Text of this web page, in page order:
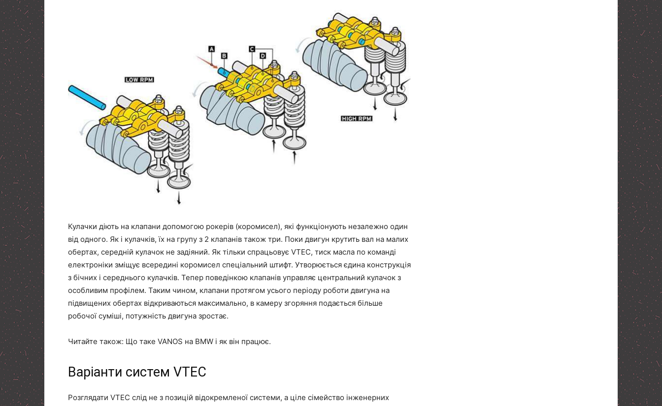
Кулачки діють на клапани допомогою рокерів (коромисел), які функціонують незалежно один
від одного. Як і кулачків, їх на групу з 2 клапанів також три. Поки двигун крутить вал на малих
обертах, середній кулачок не задіяний. Як тільки спрацьовує VTEC, тиск масла по команді
електроніки зміщує всередині коромисел спеціальний штифт. Утворюється єдина конструкція
з бічних і середнього кулачків. Тепер поведінкою клапанів управляє центральний кулачок з
особливим профілем. Таким чином, клапани протягом усього періоду роботи двигуна на
підвищених обертах відкриваються максимально, в камеру згоряння подається більше
робочої суміші, потужність двигуна зростає.
Читайте також: Що таке VANOS на BMW і як він працює.
Варіанти систем VTEC
Розглядати VTEC слід не з позицій відокремленої системи, а ціле сімейство інженерних